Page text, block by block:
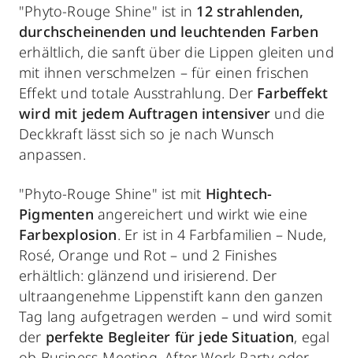
"Phyto-Rouge Shine" ist in 12 strahlenden,
durchscheinenden und leuchtenden Farben
erhältlich, die sanft über die Lippen gleiten und
mit ihnen verschmelzen – für einen frischen
Effekt und totale Ausstrahlung. Der Farbeffekt
wird mit jedem Auftragen intensiver und die
Deckkraft lässt sich so je nach Wunsch
anpassen.
"Phyto-Rouge Shine" ist mit Hightech-
Pigmenten angereichert und wirkt wie eine
Farbexplosion. Er ist in 4 Farbfamilien – Nude,
Rosé, Orange und Rot – und 2 Finishes
erhältlich: glänzend und irisierend. Der
ultraangenehme Lippenstift kann den ganzen
Tag lang aufgetragen werden – und wird somit
der perfekte Begleiter für jede Situation, egal